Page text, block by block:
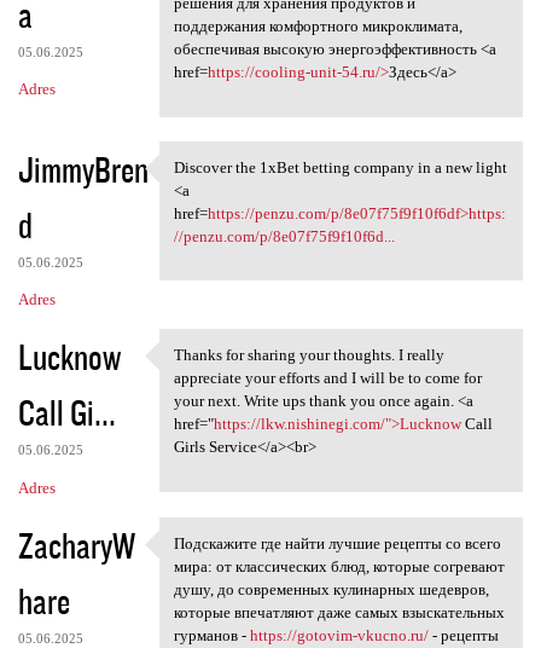
a
05.06.2025
Adres
поддержания комфортного микроклимата,
обеспечивая высокую энергоэффективность <a
href=https://cooling-unit-54.ru/>Здесь</a>
JimmyBren
d
05.06.2025
Adres
Discover the 1xBet betting
Discover the 1xBet betting company in a new light
<a
href=https://penzu.com/p/8e07f75f9f10f6df>https:
//penzu.com/p/8e07f75f9f10f6d...
Lucknow
Call Gi...
05.06.2025
Adres
Thanks for sharing your
Thanks for sharing your thoughts. I really
appreciate your efforts and I will be to come for
your next. Write ups thank you once again. <a
href="https://lkw.nishinegi.com/">LucknowCall
Girls Service</a><br>
ZacharyW
hare
05.06.2025
Подскажите где найти лучшие
Подскажите где найти лучшие рецепты со всего
мира: от классических блюд, которые согревают
душу, до современных кулинарных шедевров,
которые впечатляют даже самых взыскательных
гурманов - https://gotovim-vkucno.ru/- рецепты